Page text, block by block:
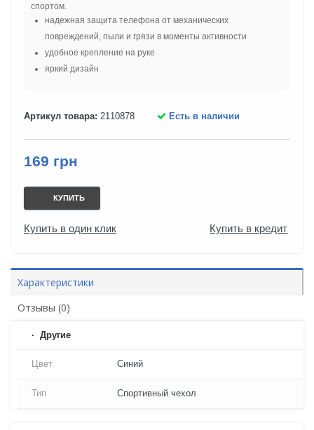
спортом.
надежная защита телефона от механических
повреждений, пыли и грязи в моменты активности
удобное крепление на руке
яркий дизайн
Артикул товара: 2110878 Есть в наличии
169 грн
КУПИТЬ
Купить в один клик Купить в кредит
Характеристики
Отзывы (0)
Другие
Цвет Синий
Тип Спортивный чехол